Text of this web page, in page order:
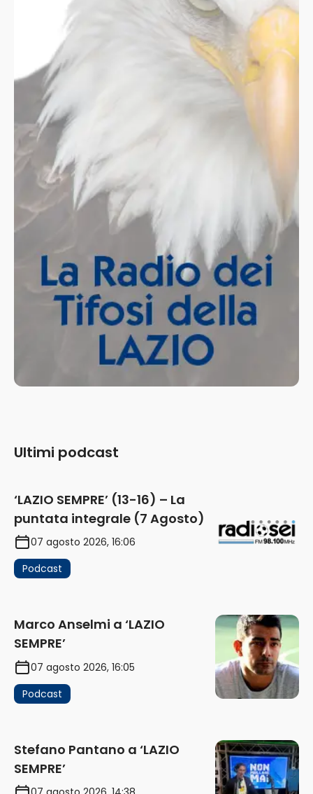
Ultimi podcast
‘LAZIO SEMPRE’ (13-16) – La
puntata integrale (7 Agosto)
07 agosto 2026, 16:06
Podcast
Marco Anselmi a ‘LAZIO
SEMPRE’
07 agosto 2026, 16:05
Podcast
Stefano Pantano a ‘LAZIO
SEMPRE’